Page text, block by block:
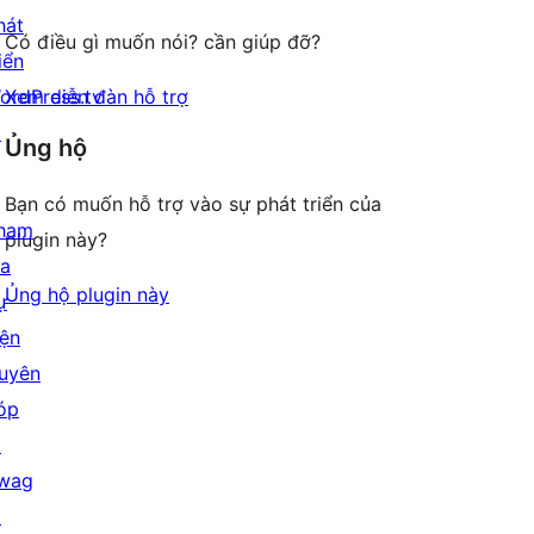
Có điều gì muốn nói? cần giúp đỡ?
Xem diễn đàn hỗ trợ
Ủng hộ
Bạn có muốn hỗ trợ vào sự phát triển của
plugin này?
Ủng hộ plugin này